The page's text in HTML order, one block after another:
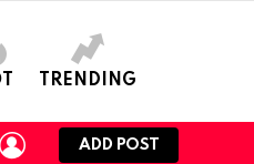
TRENDING
LOGIN
ADD POST